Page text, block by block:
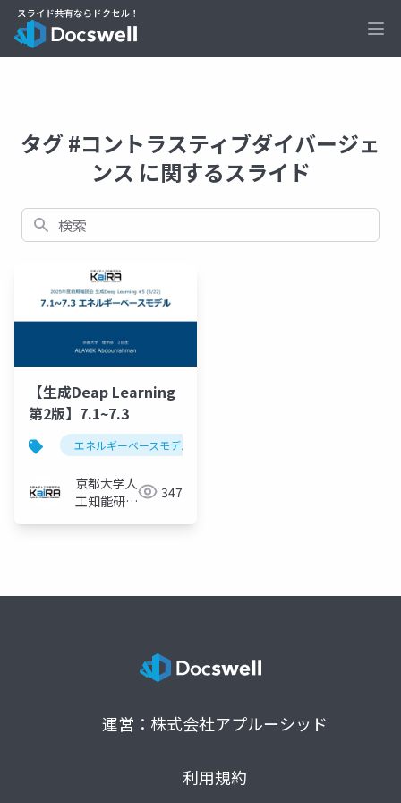
タグ #コントラスティブダイバージェ
ンス に関するスライド
検索
【生成Deap Learning
第2版】7.1~7.3
エネルギーベースモデル
京都大学人
工知能研究
347
運営：株式会社アプルーシッド
利用規約